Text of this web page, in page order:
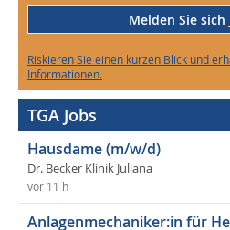
Melden Sie
Riskieren Sie einen kurzen Blick und
Informationen.
TGA Jobs
Hausdame (m/w/d)
Dr. Becker Klinik Juliana
vor 11 h
Anlagenmechaniker:in für